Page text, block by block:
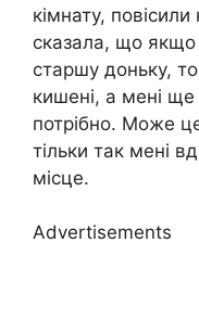
кімнату,
сказала, що
старшу доньку,
кишені, а мені
потрібно. Може
тільки так мені
місце.
Advertisements